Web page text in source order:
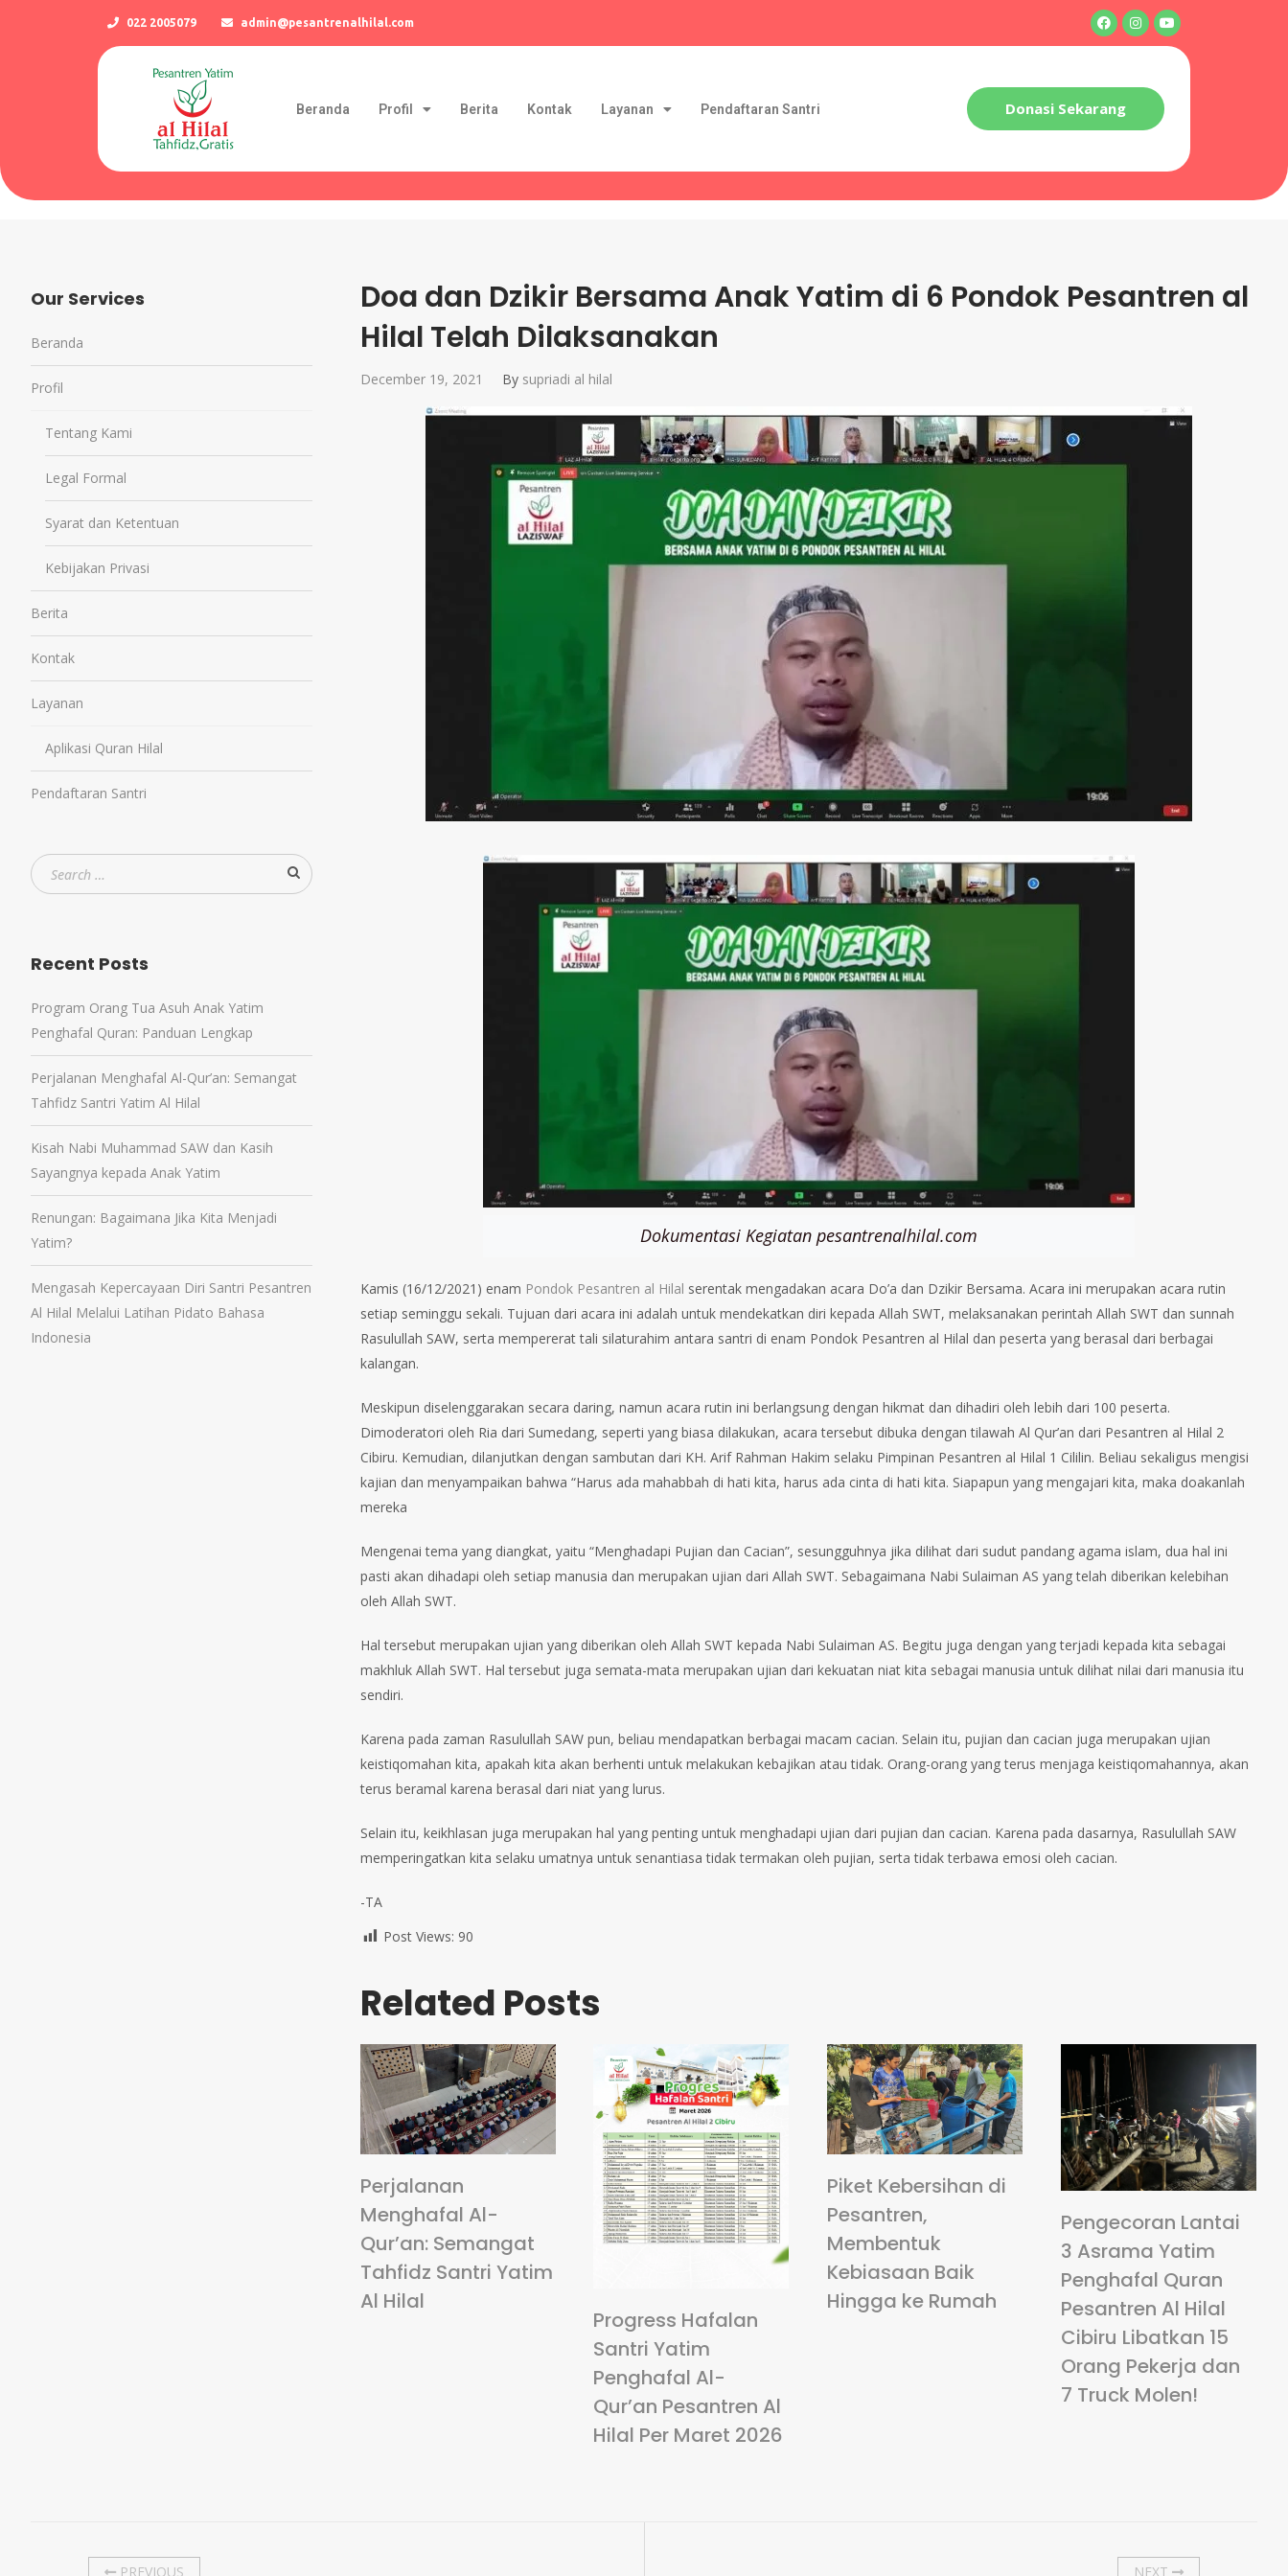
022 2005079 admin@pesantrenalhilal.com
Beranda Profil Berita Kontak Layanan Pendaftaran Santri Donasi Sekarang
Doa dan Dzikir Bersama Anak Yatim di 6 Pondok Pesantren al
Hilal Telah Dilaksanakan
December 19, 2021 By supriadi al hilal
Dokumentasi Kegiatan pesantrenalhilal.com
Kamis (16/12/2021) enam Pondok Pesantren al Hilal serentak mengadakan acara Do’a dan Dzikir Bersama. Acara ini merupakan acara rutin
setiap seminggu sekali. Tujuan dari acara ini adalah untuk mendekatkan diri kepada Allah SWT, melaksanakan perintah Allah SWT dan sunnah
Rasulullah SAW, serta mempererat tali silaturahim antara santri di enam Pondok Pesantren al Hilal dan peserta yang berasal dari berbagai
kalangan.
Meskipun diselenggarakan secara daring, namun acara rutin ini berlangsung dengan hikmat dan dihadiri oleh lebih dari 100 peserta.
Dimoderatori oleh Ria dari Sumedang, seperti yang biasa dilakukan, acara tersebut dibuka dengan tilawah Al Qur’an dari Pesantren al Hilal 2
Cibiru. Kemudian, dilanjutkan dengan sambutan dari KH. Arif Rahman Hakim selaku Pimpinan Pesantren al Hilal 1 Cililin. Beliau sekaligus mengisi
kajian dan menyampaikan bahwa “Harus ada mahabbah di hati kita, harus ada cinta di hati kita. Siapapun yang mengajari kita, maka doakanlah
mereka
Mengenai tema yang diangkat, yaitu “Menghadapi Pujian dan Cacian”, sesungguhnya jika dilihat dari sudut pandang agama islam, dua hal ini
pasti akan dihadapi oleh setiap manusia dan merupakan ujian dari Allah SWT. Sebagaimana Nabi Sulaiman AS yang telah diberikan kelebihan
oleh Allah SWT.
Hal tersebut merupakan ujian yang diberikan oleh Allah SWT kepada Nabi Sulaiman AS. Begitu juga dengan yang terjadi kepada kita sebagai
makhluk Allah SWT. Hal tersebut juga semata-mata merupakan ujian dari kekuatan niat kita sebagai manusia untuk dilihat nilai dari manusia itu
sendiri.
Karena pada zaman Rasulullah SAW pun, beliau mendapatkan berbagai macam cacian. Selain itu, pujian dan cacian juga merupakan ujian
keistiqomahan kita, apakah kita akan berhenti untuk melakukan kebajikan atau tidak. Orang-orang yang terus menjaga keistiqomahannya, akan
terus beramal karena berasal dari niat yang lurus.
Selain itu, keikhlasan juga merupakan hal yang penting untuk menghadapi ujian dari pujian dan cacian. Karena pada dasarnya, Rasulullah SAW
memperingatkan kita selaku umatnya untuk senantiasa tidak termakan oleh pujian, serta tidak terbawa emosi oleh cacian.
-TA
Post Views: 90
Related Posts
Perjalanan
Menghafal Al-
Qur’an: Semangat
Tahfidz Santri Yatim
Al Hilal
Progress Hafalan
Santri Yatim
Penghafal Al-
Qur’an Pesantren Al
Hilal Per Maret 2026
Piket Kebersihan di
Pesantren,
Membentuk
Kebiasaan Baik
Hingga ke Rumah
Pengecoran Lantai
3 Asrama Yatim
Penghafal Quran
Pesantren Al Hilal
Cibiru Libatkan 15
Orang Pekerja dan
7 Truck Molen!
Our Services
Beranda
Profil
Tentang Kami
Legal Formal
Syarat dan Ketentuan
Kebijakan Privasi
Berita
Kontak
Layanan
Aplikasi Quran Hilal
Pendaftaran Santri
Recent Posts
Program Orang Tua Asuh Anak Yatim
Penghafal Quran: Panduan Lengkap
Perjalanan Menghafal Al-Qur’an: Semangat
Tahfidz Santri Yatim Al Hilal
Kisah Nabi Muhammad SAW dan Kasih
Sayangnya kepada Anak Yatim
Renungan: Bagaimana Jika Kita Menjadi
Yatim?
Mengasah Kepercayaan Diri Santri Pesantren
Al Hilal Melalui Latihan Pidato Bahasa
Indonesia
PREVIOUS NEXT